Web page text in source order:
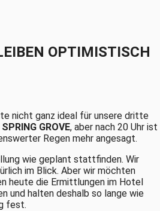
OPTIMISTISCH
nicht ganz ideal für unsere dritte
GROVE, aber nach 20 Uhr ist
Regen mehr angesagt.
wie geplant stattfinden. Wir
im Blick. Aber wir möchten
heute die Ermittlungen im Hotel
und halten deshalb so lange wie
fest.